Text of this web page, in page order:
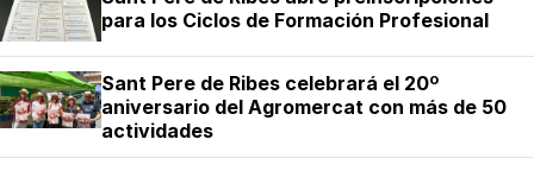
para los Ciclos de Formación Profesional
Sant Pere de Ribes celebrará el 20º
aniversario del Agromercat con más de 50
actividades